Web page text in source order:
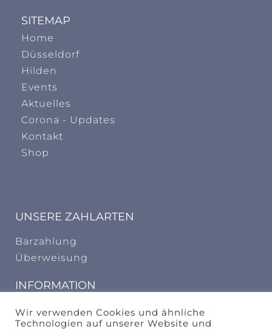
SITEMAP
Home
Düsseldorf
Hilden
Events
Aktuelles
Corona - Updates
Kontakt
Shop
UNSERE ZAHLARTEN
Barzahlung
Überweisung
INFORMATION
AGB
Widerrufungsbelehrung
Wir verwenden Cookies und ähnliche
Technologien auf unserer Website und